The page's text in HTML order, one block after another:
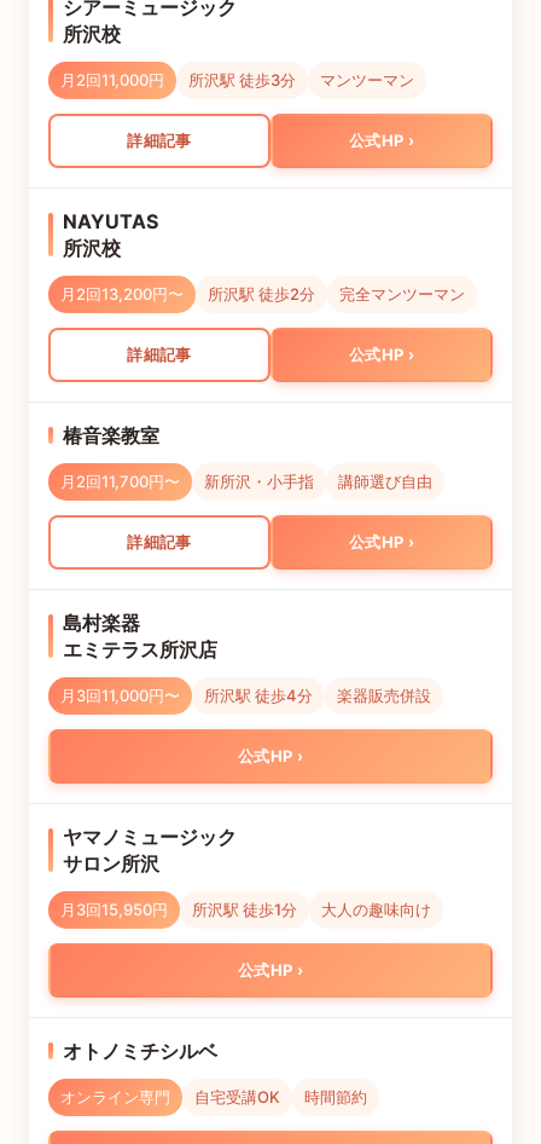
シアーミュージック
所沢校
月2回11,000円 所沢駅 徒歩3分 マンツーマン
詳細記事 公式HP
NAYUTAS
所沢校
月2回13,200円〜 所沢駅 徒歩2分 完全マンツーマン
詳細記事 公式HP
椿音楽教室
月2回11,700円〜 新所沢・小手指 講師選び自由
詳細記事 公式HP
島村楽器
エミテラス所沢店
月3回11,000円〜 所沢駅 徒歩4分 楽器販売併設
公式HP
ヤマノミュージック
サロン所沢
月3回15,950円 所沢駅 徒歩1分 大人の趣味向け
公式HP
オトノミチシルベ
オンライン専門 自宅受講OK 時間節約